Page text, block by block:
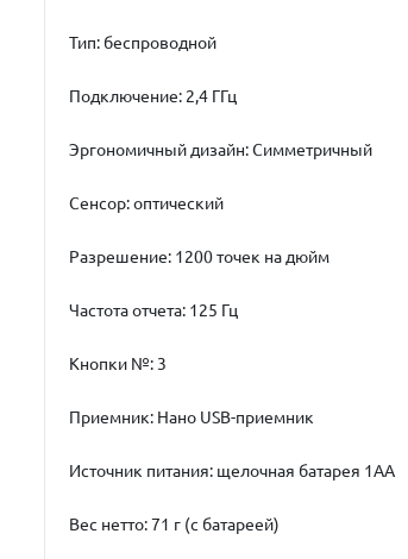
Тип: беспроводной
Подключение: 2,4 ГГц
Эргономичный дизайн: Симметричный
Сенсор: оптический
Разрешение: 1200 точек на дюйм
Частота отчета: 125 Гц
Кнопки №: 3
Приемник: Нано USB-приемник
Источник питания: щелочная батарея 1AA
Вес нетто: 71 г (с батареей)